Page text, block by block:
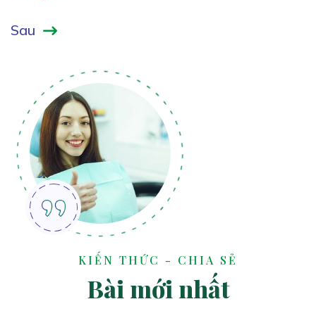
Sau
KIẾN THỨC - CHIA SẺ
Bài mới nhất